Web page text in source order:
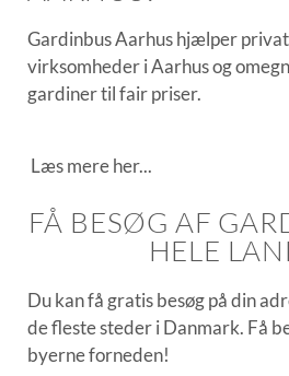
Gardinbus Aarhus hjælper
virksomheder i Aarhus og
gardiner til fair priser.
Læs mere her...
FÅ BESØG AF
HELE
Du kan få gratis besøg på din
de fleste steder i Danmark. Få
byerne forneden!